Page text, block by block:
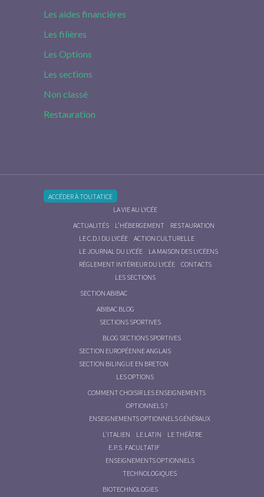
Les aides financières
Les filières
Les Options
Les sections
Non classé
Restauration
ACCÉDER À TOUTATICE
LA VIE AU LYCÉE
ACTUALITÉS
L’HÉBERGEMENT
RESTAURATION
LE C.D.I DU LYCÉE
ACTION CULTURELLE
LE JOURNAL DU LYCÉE
LA MAISON DES LYCÉENS
RÈGLEMENT INTÉRIEUR DU LYCÉE
CONTACTS
LES SECTIONS
SECTION ABIBAC
ABIBAC BLOG
SECTIONS SPORTIVES
BLOG SECTIONS SPORTIVES
SECTION EUROPÉENNE ANGLAIS
SECTION BILINGUE EN BRETON
LES OPTIONS
COMMENT CHOISIR LES ENSEIGNEMENTS
OPTIONNELS ?
ENSEIGNEMENTS OPTIONNELS GÉNÉRAUX
L’ITALIEN
LE LATIN
LE THÉÂTRE
E.P.S. FACULTATIF
ENSEIGNEMENTS OPTIONNELS
TECHNOLOGIQUES
BIOTECHNOLOGIES